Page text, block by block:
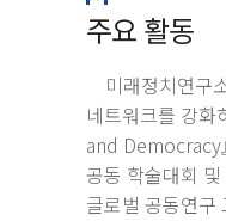
주요 활동
미래정치연구
네트워크를 강
and Democracy
공동 학술대회
글로벌 공동연구